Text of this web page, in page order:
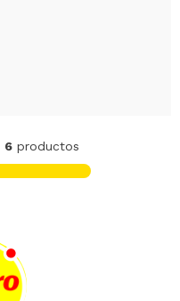
6productos